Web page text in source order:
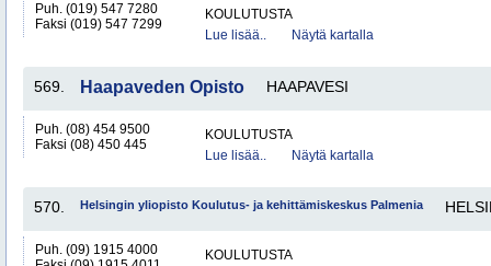
Puh. (019) 547 7280
Faksi (019) 547 7299
KOULUTUSTA
Lue lisää..
Näytä kartalla
569. Haapaveden Opisto HAAPAVESI
Puh. (08) 454 9500
Faksi (08) 450 445
KOULUTUSTA
Lue lisää..
Näytä kartalla
570. Helsingin yliopisto Koulutus- ja kehittämiskeskus Palmenia
Puh. (09) 1915 4000
KOULUTUSTA